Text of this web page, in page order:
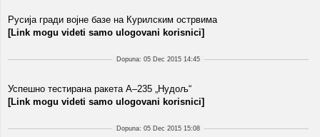
Русија гради војне базе на Курилским острвима
[Link mogu videti samo ulogovani korisnici]
Dopuna: 05 Dec 2015 14:45
Успешно тестирана ракета А–235 „Нудољ“
[Link mogu videti samo ulogovani korisnici]
Dopuna: 05 Dec 2015 15:08